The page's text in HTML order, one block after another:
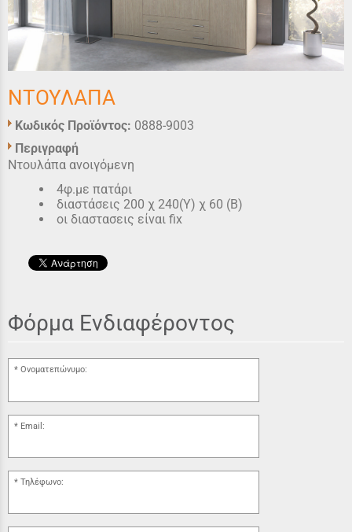
ΝΤΟΥΛΑΠΑ
Κωδικός Προϊόντος: 0888-9003
Περιγραφή
Ντουλάπα ανοιγόμενη
4φ.με πατάρι
διαστάσεις 200 χ 240(Υ) χ 60 (Β)
οι διαστασεις είναι fix
Φόρμα Ενδιαφέροντος
Ονοματεπώνυμο:
Email:
Τηλέφωνο: